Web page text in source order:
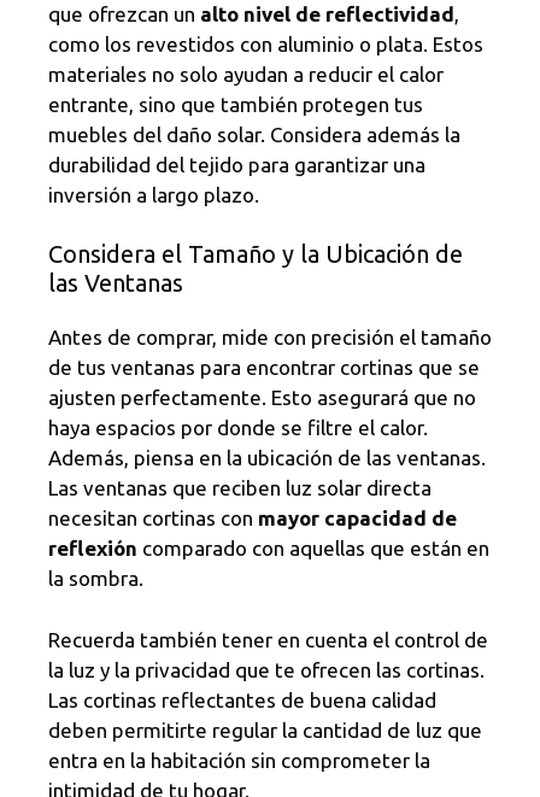
que ofrezcan un alto nivel de reflectividad
como los revestidos con aluminio o plata. Estos
materiales no solo ayudan a reducir el calor
entrante, sino que también protegen tus
muebles del daño solar. Considera además la
durabilidad del tejido para garantizar una
inversión a largo plazo.
Considera el Tamaño y la Ubicación de
las Ventanas
Antes de comprar, mide con precisión el tamaño
de tus ventanas para encontrar cortinas que se
ajusten perfectamente. Esto asegurará que no
haya espacios por donde se filtre el calor.
Además, piensa en la ubicación de las ventanas.
Las ventanas que reciben luz solar directa
necesitan cortinas con mayor capacidad de
reflexión comparado con aquellas que están en
la sombra.
Recuerda también tener en cuenta el control de
la luz y la privacidad que te ofrecen las cortinas.
Las cortinas reflectantes de buena calidad
deben permitirte regular la cantidad de luz que
entra en la habitación sin comprometer la
intimidad de tu hogar.